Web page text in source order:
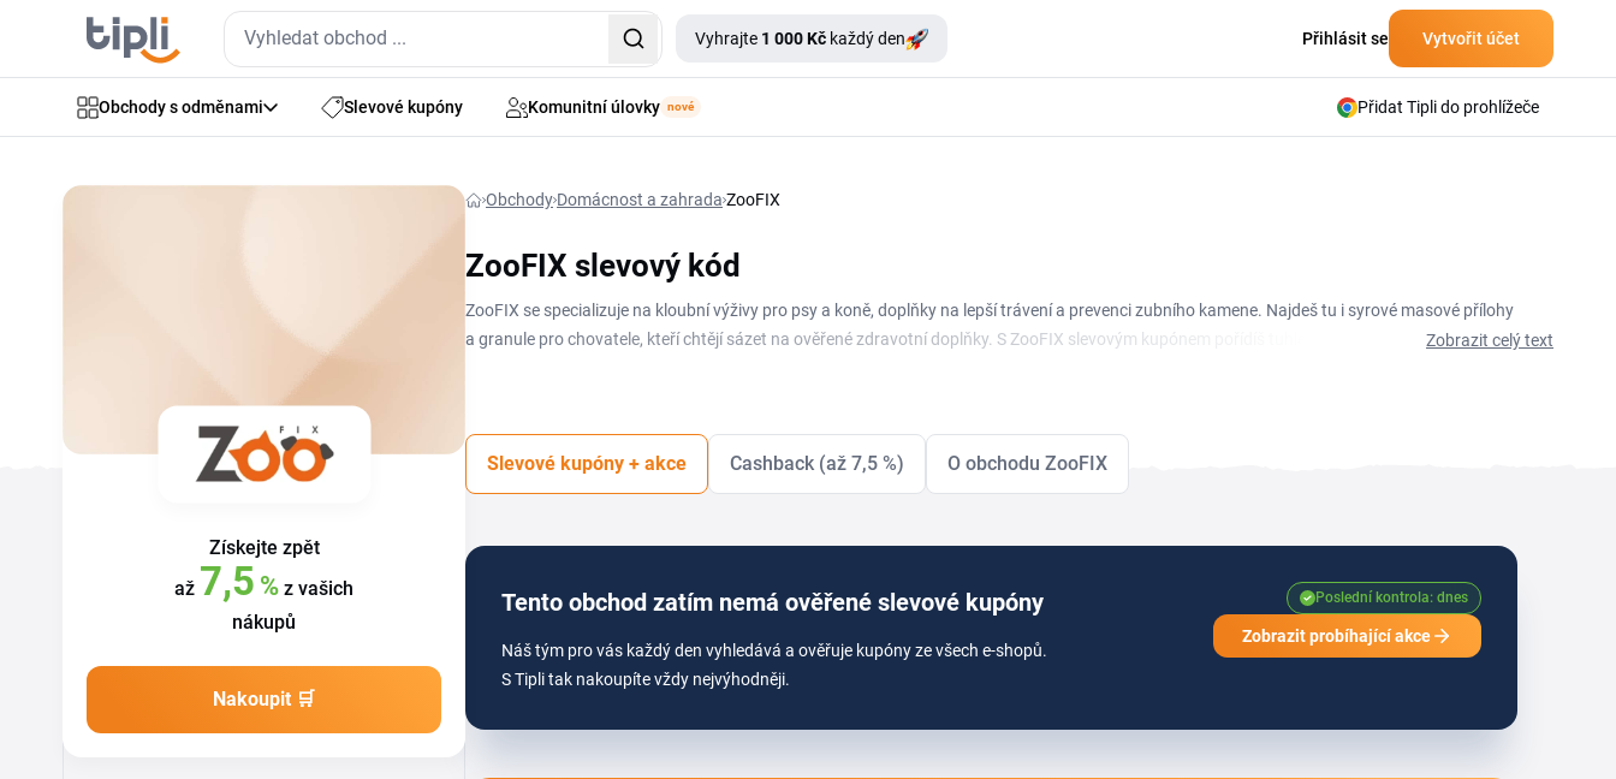
Vyhrajte 1 000 Kč každý den Přihlásit se Vytvořit účet
Obchody s odměnami Slevové kupóny Komunitní úlovky nové Přidat Tipli do prohlížeče
Získejte zpět
až 7,5 % z vašich
nákupů
Nakoupit 🛒
Obchody Domácnost a zahrada ZooFIX
ZooFIX slevový kód
ZooFIX se specializuje na kloubní výživy pro psy a koně, doplňky na lepší trávení a prevenci zubního kamene. Najdeš tu i syrové masové přílohy
a granule pro chovatele, kteří chtějí sázet na ověřené zdravotní doplňky. S ZooFIX slevovým kupónem pořídíš tuhle péči o zvířata za příznivější
Zobrazit celý text
Slevové kupóny + akce Cashback (až 7,5 %) O obchodu ZooFIX
Tento obchod zatím nemá ověřené slevové kupóny
Náš tým pro vás každý den vyhledává a ověřuje kupóny ze všech e-shopů.
S Tipli tak nakoupíte vždy nejvýhodněji.
Poslední kontrola: dnes
Zobrazit probíhající akce